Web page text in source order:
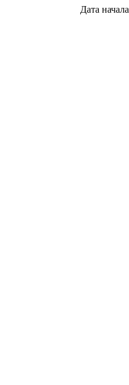
Дата начала